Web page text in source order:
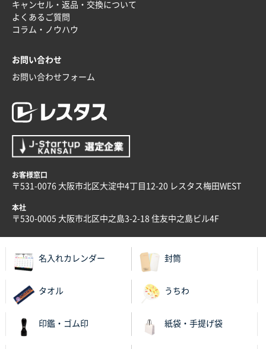
キャンセル・返品・交換について
よくあるご質問
コラム・ノウハウ
お問い合わせ
お問い合わせフォーム
お客様窓口
〒531-0076 大阪市北区大淀中4丁目12-20 レスタス梅田WEST
本社
〒530-0005 大阪市北区中之島3-2-18 住友中之島ビル4F
名入れカレンダー 封筒
タオル うちわ
印鑑・ゴム印 紙袋・手提げ袋